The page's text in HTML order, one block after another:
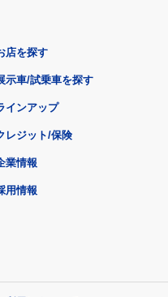
店を探す
示車/試乗車を探す
インアップ
レジット/保険
業情報
用情報